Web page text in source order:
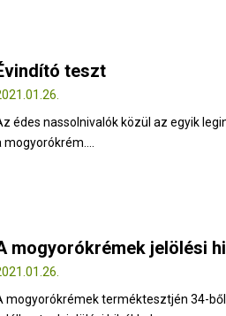
teszt
édes nassolnivalók közül az egyik
mogyorókrém....
mogyorókrémek jelölési
mogyorókrémek terméktesztjén 34-